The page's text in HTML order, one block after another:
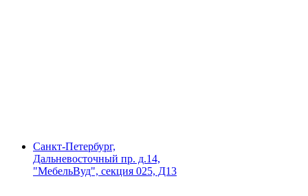
Санкт-Петербург,
Дальневосточный пр. д.14,
"МебельВуд", секция 025, Д13